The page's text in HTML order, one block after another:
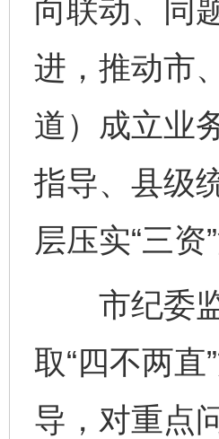
向联动、同
进，推动市
道）成立业
指导、县级
层压实“三
市纪委监
取“四不两
导，对重点